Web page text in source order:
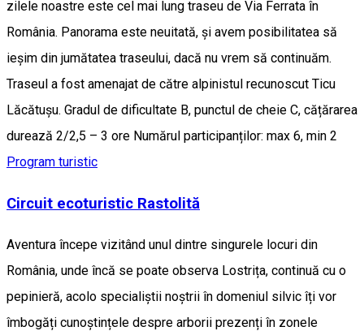
zilele noastre este cel mai lung traseu de Via Ferrata în
România. Panorama este neuitată, și avem posibilitatea să
ieșim din jumătatea traseului, dacă nu vrem să continuăm.
Traseul a fost amenajat de către alpinistul recunoscut Ticu
Lăcătușu. Gradul de dificultate B, punctul de cheie C, cățărarea
durează 2/2,5 – 3 ore Numărul participanților: max 6, min 2
Program turistic
Circuit ecoturistic Rastolită
Aventura începe vizitând unul dintre singurele locuri din
România, unde încă se poate observa Lostrița, continuă cu o
pepinieră, acolo specialiștii noștrii în domeniul silvic îți vor
îmbogăți cunoștințele despre arborii prezenți în zonele